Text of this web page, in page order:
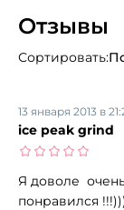
Отзывы
Сортировать:
ice peak grind
13 января 2013 в
Я доволе
понравился